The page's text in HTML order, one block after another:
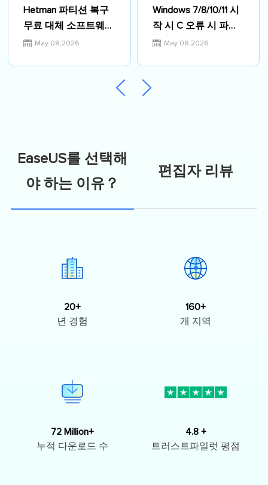
Hetman 파티션 복구
무료 대체 소프트웨어
키 May 08,2026
Windows 7/8/10/11 시
작 시 C 오류 시 파일
시스템 검사를 수정하
May 08,2026
EaseUS를 선택해
야 하는 이유？
편집자 리뷰
20+
년 경험
160+
개 지역
72 Million+
누적 다운로드 수
4.8 +
트러스트파일럿 평점